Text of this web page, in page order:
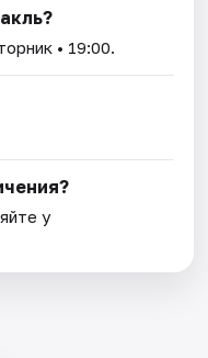
• 19:00.
у